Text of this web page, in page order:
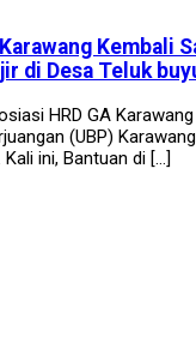
Kembali
di Desa Teluk
HRD GA
(UBP)
ini, Bantuan di […]